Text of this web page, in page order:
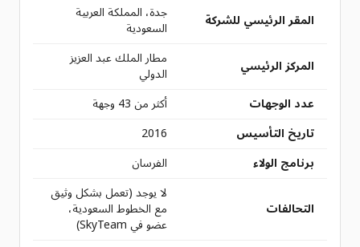
المقر الرئيسي للشركة
جدة، المملكة العربية
السعودية
المركز الرئيسي
مطار الملك عبد العزيز
الدولي
عدد الوجهات
أكثر من 43 وجهة
تاريخ التأسيس
2016
برنامج الولاء
الفرسان
التحالفات
لا يوجد (تعمل بشكل وثيق
مع الخطوط السعودية،
عضو في SkyTeam)